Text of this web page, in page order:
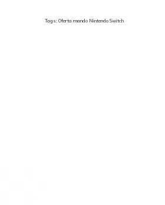
Tags: Oferta mando Nintendo Switch